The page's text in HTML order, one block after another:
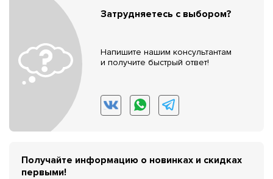
Затрудняетесь с выбором?
Напишите нашим консультантам
и получите быстрый ответ!
Получайте информацию о новинках и скидках
первыми!